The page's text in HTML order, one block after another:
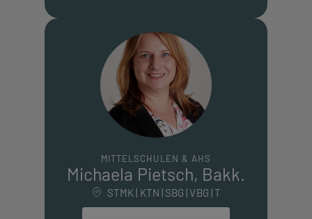
MITTELSCHULEN & AHS
Michaela Pietsch, Bakk.
STMK | KTN | SBG | VBG | T